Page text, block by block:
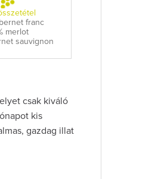
franc
merlot
sauvignon
csak kiváló
kis
gazdag illat